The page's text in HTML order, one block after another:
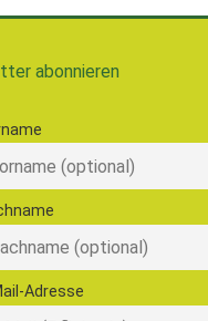
abonnieren
Adresse